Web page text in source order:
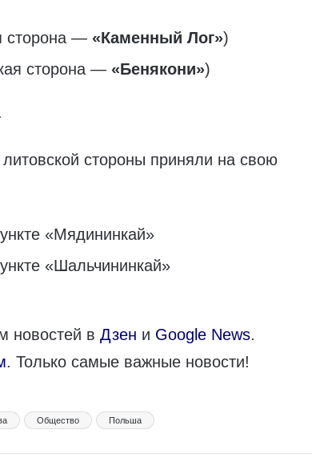
сторона — «Каменный Лог»)
сторона — «Бенякони»)
стороны приняли на свою
«Мядининкай»
«Шальчининкай»
новостей в Дзен и Google News.
. Только самые важные новости!
Общество Польша